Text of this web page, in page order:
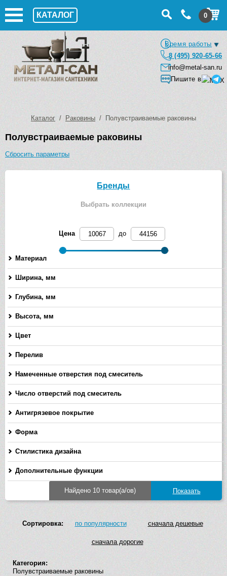
КАТАЛОГ 0
Время работы
8 (495) 920-65-66
info@metal-san.ru
Пишите в
Каталог / Раковины / Полувстраиваемые раковины
Полувстраиваемые раковины
Сбросить параметры
Бренды
Выбрать коллекции
Цена до
Материал
Ширина, мм
Глубина, мм
Высота, мм
Цвет
Перелив
Намеченные отверстия под смеситель
Число отверстий под смеситель
Антигрязевое покрытие
Форма
Стилистика дизайна
Дополнительные функции
Найдено 10 товар(а/ов)
Сортировка: по популярности сначала дешевые
сначала дорогие
Категория:
Полувстраиваемые раковины